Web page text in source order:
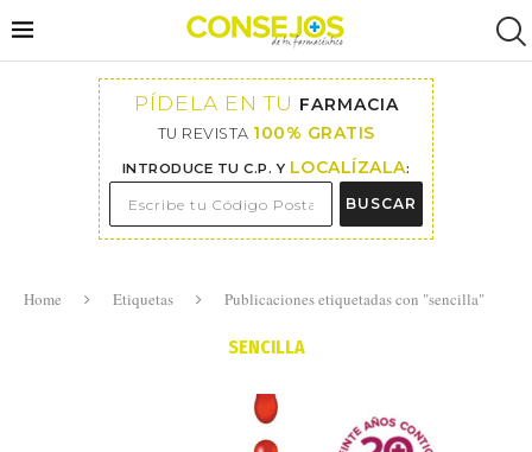
PÍDELA EN TU FARMACIA
TU REVISTA 100% GRATIS
INTRODUCE TU C.P. Y LOCALÍZALA:
BUSCAR
Home Etiquetas Publicaciones etiquetadas con "sencilla"
SENCILLA